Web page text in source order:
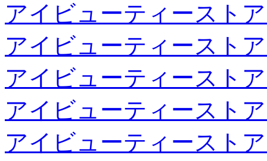
アイビューティースト
アイビューティースト
アイビューティースト
アイビューティースト
アイビューティースト